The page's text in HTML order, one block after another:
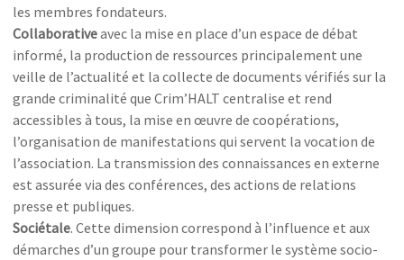
les membres fondateurs.
Collaborativeavec la mise en place d’un espace de débat
informé, la production de ressources principalement une
veille de l’actualité et la collecte de documents vérifiés sur la
grande criminalité que Crim’HALT centralise et rend
accessibles à tous, la mise en œuvre de coopérations,
l’organisation de manifestations qui servent la vocation de
l’association. La transmission des connaissances en externe
est assurée via des conférences, des actions de relations
presse et publiques.
Sociétale. Cette dimension correspond à l’influence et aux
démarches d’un groupe pour transformer le système socio-